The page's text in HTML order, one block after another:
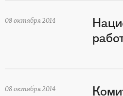
08 октября 2014
08 октября 2014